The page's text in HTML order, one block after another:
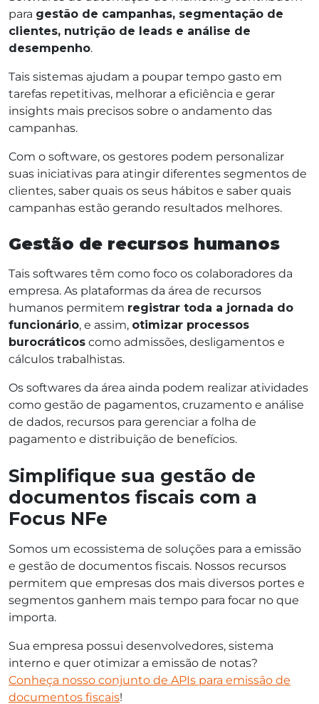
para gestão de campanhas, segmentação de
clientes, nutrição de leads e análise de
desempenho.
Tais sistemas ajudam a poupar tempo gasto em
tarefas repetitivas, melhorar a eficiência e gerar
insights mais precisos sobre o andamento das
campanhas.
Com o software, os gestores podem personalizar
suas iniciativas para atingir diferentes segmentos de
clientes, saber quais os seus hábitos e saber quais
campanhas estão gerando resultados melhores.
Gestão de recursos humanos
Tais softwares têm como foco os colaboradores da
empresa. As plataformas da área de recursos
humanos permitem registrar toda a jornada do
funcionário, e assim, otimizar processos
burocráticos como admissões, desligamentos e
cálculos trabalhistas.
Os softwares da área ainda podem realizar atividades
como gestão de pagamentos, cruzamento e análise
de dados, recursos para gerenciar a folha de
pagamento e distribuição de benefícios.
Simplifique sua gestão de
documentos fiscais com a
Focus NFe
Somos um ecossistema de soluções para a emissão
e gestão de documentos fiscais. Nossos recursos
permitem que empresas dos mais diversos portes e
segmentos ganhem mais tempo para focar no que
importa.
Sua empresa possui desenvolvedores, sistema
interno e quer otimizar a emissão de notas?
Conheça nosso conjunto de APIs para emissão de
documentos fiscais!